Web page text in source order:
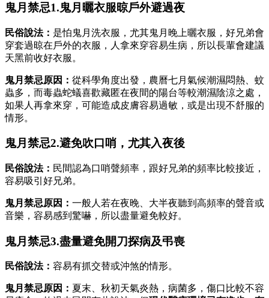
鬼月禁忌1.鬼月曬衣服晾戶外避過夜
民俗說法： 是怕鬼月洗衣服，尤其鬼月晚上曬衣服，好兄弟會
穿套過晾在戶外的衣服，人拿來穿容易生病，所以長輩會建議
天黑前收好衣服。
鬼月禁忌原因： 從科學角度出發，農曆七月氣候潮濕悶熱、蚊
蟲多，而毒蟲蛇蟻喜歡藏匿在夜間的陽台等較潮濕陰涼之處，
如果人再拿來穿，可能造成皮膚容易過敏，或是出現不舒服的
情形。
鬼月禁忌2.避免吹口哨，尤其入夜後
民俗說法： 民間認為口哨聲頻率，跟好兄弟的頻率比較接近，
容易吸引好兄弟。
鬼月禁忌原因： 一般人若在夜晚、大半夜聽到高頻率的聲音或
音樂，容易感到驚嚇，所以盡量避免較好。
鬼月禁忌3.盡量避免開刀探病及弔喪
民俗說法： 容易有抓交替或沖煞的情形。
鬼月禁忌原因： 夏末、秋初天氣炎熱，病菌多，傷口比較不容